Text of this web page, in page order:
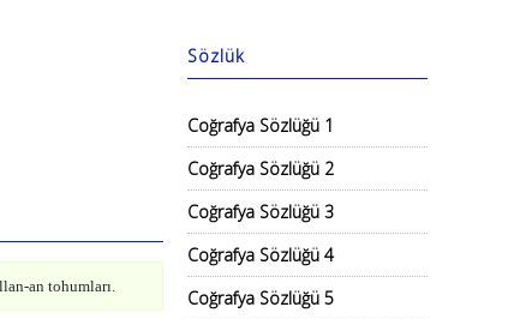
an tohumları.
Sözlük
Coğrafya Sözlüğü 1
Coğrafya Sözlüğü 2
Coğrafya Sözlüğü 3
Coğrafya Sözlüğü 4
Coğrafya Sözlüğü 5